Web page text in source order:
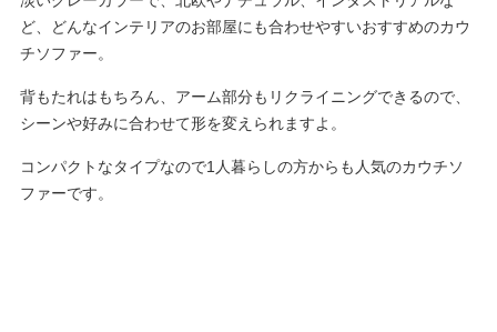
ど、どんなインテリアのお部屋にも合わせやすいおすすめのカウ
チソファー。
背もたれはもちろん、アーム部分もリクライニングできるので、
シーンや好みに合わせて形を変えられますよ。
コンパクトなタイプなので1人暮らしの方からも人気のカウチソ
ファーです。